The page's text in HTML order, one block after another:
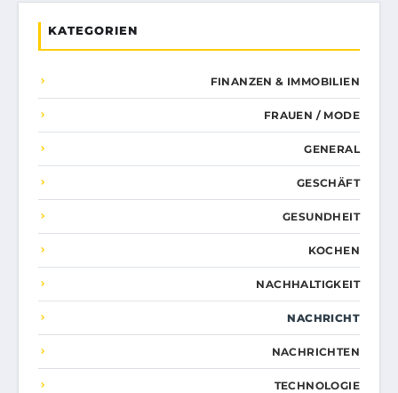
KATEGORIEN
FINANZEN & IMMOBILIEN
FRAUEN / MODE
GENERAL
GESCHÄFT
GESUNDHEIT
KOCHEN
NACHHALTIGKEIT
NACHRICHT
NACHRICHTEN
TECHNOLOGIE